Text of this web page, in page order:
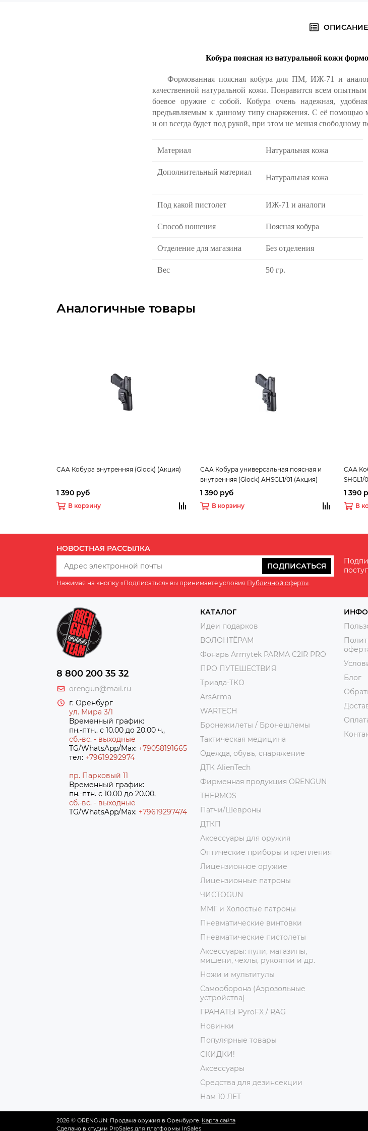
ОПИСАНИЕ
Кобура поясная из натуральной кожи
Формованная поясная кобура для ПМ, ИЖ-71 и
качественной натуральной кожи. Понравится всем
боевое оружие с собой. Кобура очень надежная,
предъявляемым к данному типу снаряжения. С её помощью
и он всегда будет под рукой, при этом не мешая свободному
Материал Натуральная кожа
Дополнительный материал
Натуральная кожа
Под какой пистолет ИЖ-71 и аналоги
Способ ношения Поясная кобура
Отделение для магазина Без отделения
Вес 50 гр.
Аналогичные товары
CAA Кобура внутренняя (Glock) (Акция)
1 390 руб
В корзину
CAA Кобура универсальная поясная и
внутренняя (Glock) AHSGL1/01 (Акция)
1 390 руб
В корзину
CAA
SHGL1/
1 390
В
НОВОСТНАЯ РАССЫЛКА
ПОДПИСАТЬСЯ
Нажимая на кнопку «Подписаться» вы принимаете условия Публичной оферты.
8 800 200 35 32
orengun@mail.ru
г. Оренбург
ул. Мира 3/1
Временный график:
пн.-птн.. с 10.00 до 20.00 ч.,
сб.-вс. - выходные
TG/WhatsApp/Max: +79058191665
тел: +79619292974
пр. Парковый 11
Временный график:
пн.-птн. с 10.00 до 20.00,
сб.-вс. - выходные
TG/WhatsApp/Max: +79619297474
КАТАЛОГ
Идеи подарков
ВОЛОНТЁРАМ
Фонарь Armytek PARMA C2IR PRO
ПРО ПУТЕШЕСТВИЯ
Триада-ТКО
ArsArma
WARTECH
Бронежилеты / Бронешлемы
Тактическая медицина
Одежда, обувь, снаряжение
ДТК AlienTech
Фирменная продукция ORENGUN
THERMOS
Патчи/Шевроны
ДТКП
Аксессуары для оружия
Оптические приборы и крепления
Лицензионное оружие
Лицензионные патроны
ЧИСТОGUN
ММГ и Холостые патроны
Пневматические винтовки
Пневматические пистолеты
Аксессуары: пули, магазины,
мишени, чехлы, рукоятки и др.
Ножи и мультитулы
Самооборона (Аэрозольные
устройства)
ГРАНАТЫ PyroFX / RAG
Новинки
Популярные товары
СКИДКИ!
Аксессуары
Средства для дезинсекции
Нам 10 ЛЕТ
Блог
2026 © ORENGUN: Продажа оружия в Оренбурге. Карта сайта
Сделано в студии ProSales для платформы InSales